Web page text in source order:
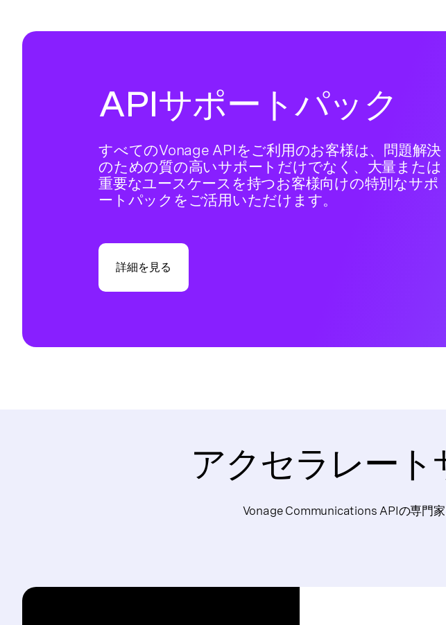
APIサポートパック
すべてのVonage APIをご利用のお客様は、問題解決
のための質の高いサポートだけでなく、大量または
重要なユースケースを持つお客様向けの特別なサポ
ートパックをご活用いただけます。
詳細を見る
アクセラレー
Vonage Communications APIの専門